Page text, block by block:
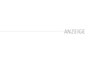
ANZEIGE